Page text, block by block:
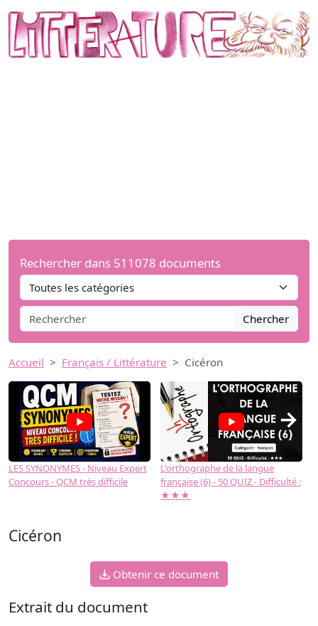
Rechercher dans 511078 documents
Chercher
Accueil Français / Littérature Cicéron
LES SYNONYMES - Niveau Expert
Concours - QCM très difficile
L'orthographe de la langue
française (6) - 50 QUIZ - Difficulté :
★★★
→
Cicéron
Obtenir ce document
Extrait du document